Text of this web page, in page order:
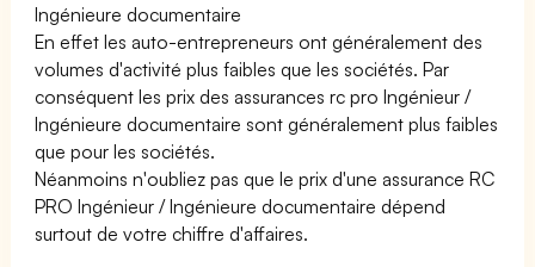
Ingénieure documentaire
En effet les auto-entrepreneurs ont généralement des
volumes d'activité plus faibles que les sociétés. Par
conséquent les prix des assurances rc pro Ingénieur /
Ingénieure documentaire sont généralement plus faibles
que pour les sociétés.
Néanmoins n'oubliez pas que le prix d'une assurance RC
PRO Ingénieur / Ingénieure documentaire dépend
surtout de votre chiffre d'affaires.